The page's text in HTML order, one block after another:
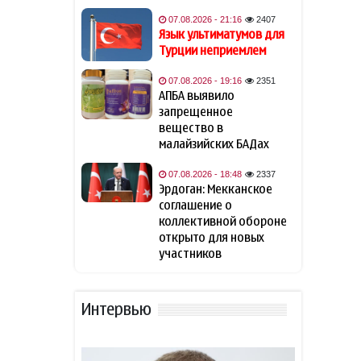
Азербайджану
беспрепятственный доступ
к Нахчывану
11:53
Британия подтвердила
поддержку долгосрочного
мира на Южном Кавказе
В ФИФА прокомментировали
спонсировании любовницы
Фон дер Ляйен захотела
пресечь доходы России «со
всех сторон»
кандидата на пост главы
07.08.2026 - 21:16 2407
Язык ультиматумов для
Турции неприемлем
07.08.2026 - 19:16 2351
АПБА выявило
запрещенное
вещество в
малайзийских БАДах
07.08.2026 - 18:48 2337
Эрдоган: Мекканское
соглашение о
коллективной обороне
открыто для новых
участников
Интервью